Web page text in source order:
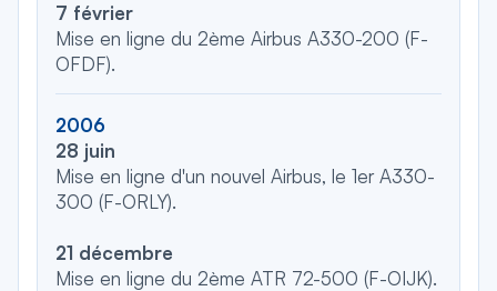
7 février
Mise en ligne du 2ème Airbus A330-200 (F-
OFDF).
2006
28 juin
Mise en ligne d'un nouvel Airbus, le 1er A330-
300 (F-ORLY).
21 décembre
Mise en ligne du 2ème ATR 72-500 (F-OIJK).